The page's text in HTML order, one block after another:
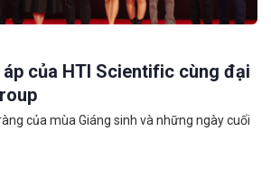
áp của HTI Scientific cùng đại
của mùa Giáng sinh và những ngày cuối